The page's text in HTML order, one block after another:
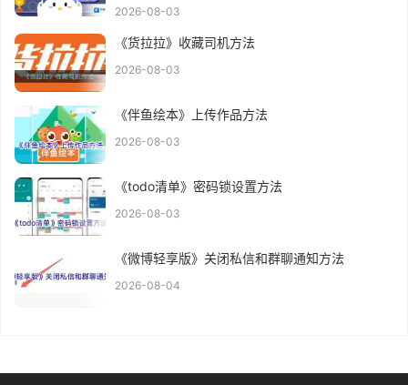
2026-08-03
《货拉拉》收藏司机方法
2026-08-03
《伴鱼绘本》上传作品方法
2026-08-03
《todo清单》密码锁设置方法
2026-08-03
《微博轻享版》关闭私信和群聊通知方法
2026-08-04